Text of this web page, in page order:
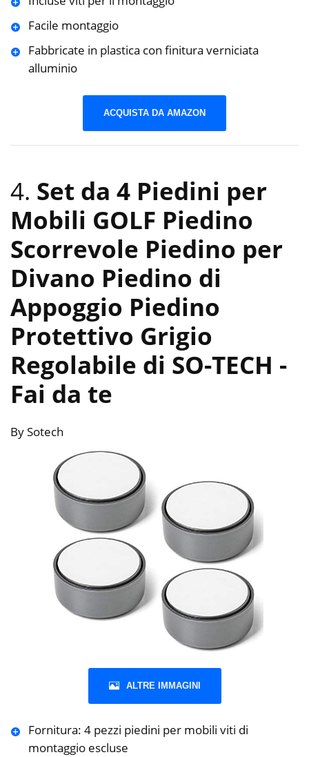
Facile montaggio
Fabbricate in plastica con finitura verniciata
alluminio
ACQUISTA DA AMAZON
4. Set da 4 Piedini per
Mobili GOLF Piedino
Scorrevole Piedino per
Divano Piedino di
Appoggio Piedino
Protettivo Grigio
Regolabile di SO-TECH -
Fai da te
By Sotech
ALTRE IMMAGINI
Fornitura: 4 pezzi piedini per mobili viti di
montaggio escluse